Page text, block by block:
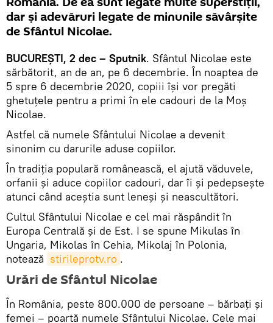
dar și adevăruri legate de minunile săvârșite
de Sfântul Nicolae.
BUCUREȘTI, 2 dec – Sputnik. Sfântul Nicolae este
sărbătorit, an de an, pe 6 decembrie. În noaptea de
5 spre 6 decembrie 2020, copiii își vor pregăti
ghetuțele pentru a primi în ele cadouri de la Moș
Nicolae.
Astfel că numele Sfântului Nicolae a devenit
sinonim cu darurile aduse copiilor.
În tradiția populară românească, el ajută văduvele,
orfanii și aduce copiilor cadouri, dar îi și pedepsește
atunci când aceștia sunt leneși și neascultători.
Cultul Sfântului Nicolae e cel mai răspândit în
Europa Centrală şi de Est. I se spune Mikulas în
Ungaria, Mikolas în Cehia, Mikolaj în Polonia,
notează stirileprotv.ro .
Urări de Sfântul Nicolae
În România, peste 800.000 de persoane – bărbați și
femei – poartă numele Sfântului Nicolae. Cele mai